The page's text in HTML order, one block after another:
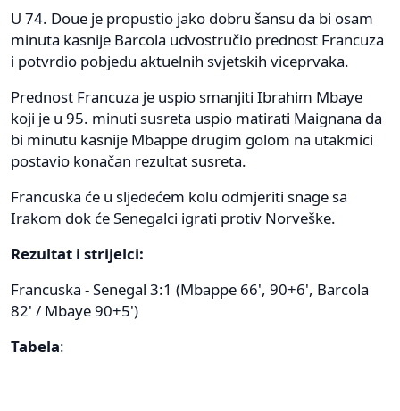
U 74. Doue je propustio jako dobru šansu da bi osam
minuta kasnije Barcola udvostručio prednost Francuza
i potvrdio pobjedu aktuelnih svjetskih viceprvaka.
Prednost Francuza je uspio smanjiti Ibrahim Mbaye
koji je u 95. minuti susreta uspio matirati Maignana da
bi minutu kasnije Mbappe drugim golom na utakmici
postavio konačan rezultat susreta.
Francuska će u sljedećem kolu odmjeriti snage sa
Irakom dok će Senegalci igrati protiv Norveške.
Rezultat i strijelci:
Francuska - Senegal 3:1 (Mbappe 66', 90+6', Barcola
82' / Mbaye 90+5')
Tabela: